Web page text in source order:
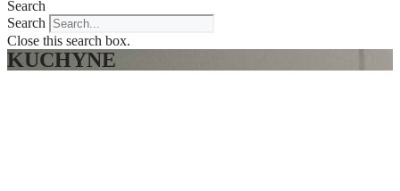
Search
Search
Close this search box.
KUCHYNE